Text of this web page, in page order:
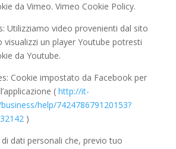
da Vimeo. Vimeo Cookie Policy.
Utilizziamo video provenienti dal sito
visualizzi un player Youtube potresti
da Youtube.
Cookie impostato da Facebook per
( http://it-
help/742478679120153?
)
dati personali che, previo tuo